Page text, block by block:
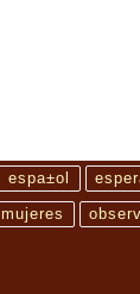
espa±ol
mujeres